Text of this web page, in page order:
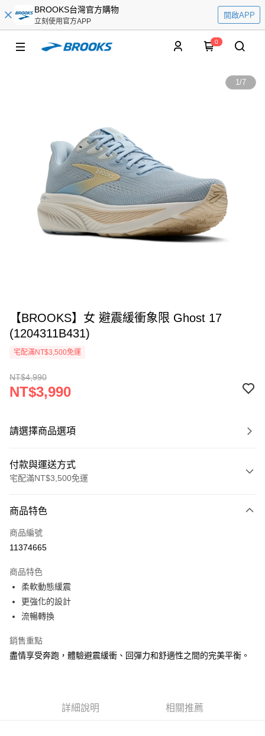
BROOKS台灣官方購物
立刻使用官方APP
開啟APP
0
1/7
【BROOKS】女 避震緩衝象限 Ghost 17
(1204311B431)
宅配滿NT$3,500免運
NT$4,990
NT$3,990
請選擇商品選項
付款與運送方式
宅配滿NT$3,500免運
信用卡一次付款
ATM付款
運送方式
宅配
每筆NT$100，滿NT$3,500(含以上)免運費
商品特色
商品編號
11374665
商品特色
柔軟動態緩震
更強化的設計
流暢轉換
銷售重點
盡情享受奔跑，體驗避震緩衝、回彈力和舒適性之間的完美平衡。
詳細說明 相關推薦